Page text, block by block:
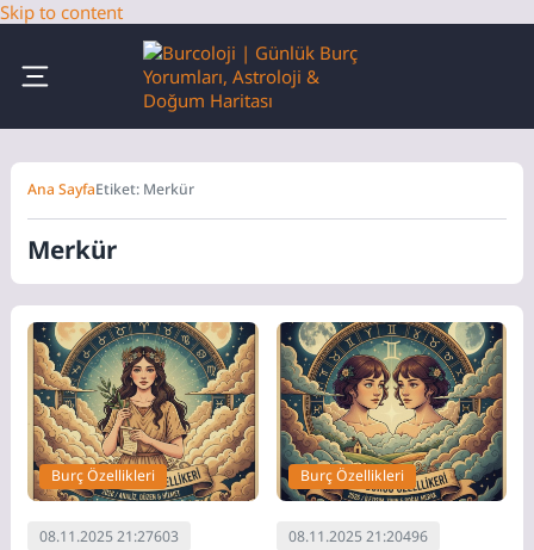
Skip to content
Ana SayfaEtiket: Merkür
Merkür
Burç Özellikleri
08.11.2025 21:27603
Burç Özellikleri
08.11.2025 21:20496